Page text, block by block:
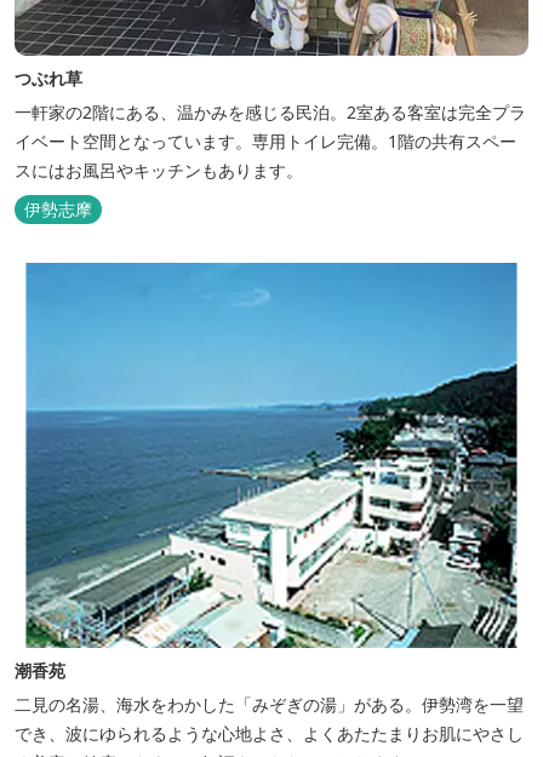
つぶれ草
一軒家の2階にある、温かみを感じる民泊。2室ある客室は完全プラ
イベート空間となっています。専用トイレ完備。1階の共有スペー
スにはお風呂やキッチンもあります。
伊勢志摩
潮香苑
二見の名湯、海水をわかした「みぞぎの湯」がある。伊勢湾を一望
でき、波にゆられるような心地よさ、よくあたたまりお肌にやさし